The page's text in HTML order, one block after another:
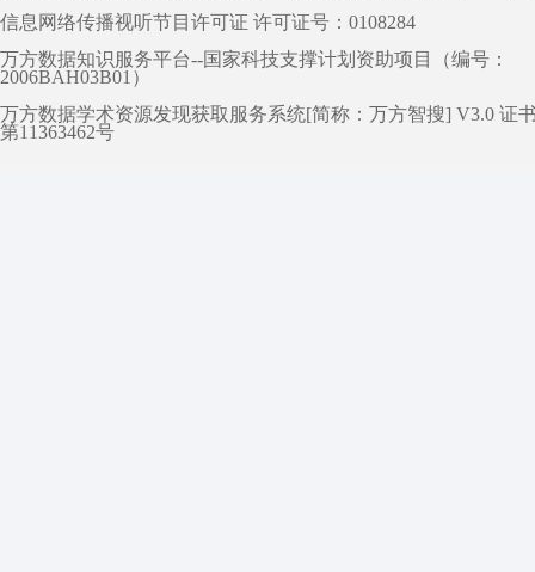
信息网络传播视听节目许可证 许可证号：0108284
万方数据知识服务平台--国家科技支撑计划资助项目（编号：
2006BAH03B01）
万方数据学术资源发现获取服务系统[简称：万方智搜] V3.0 证
第11363462号